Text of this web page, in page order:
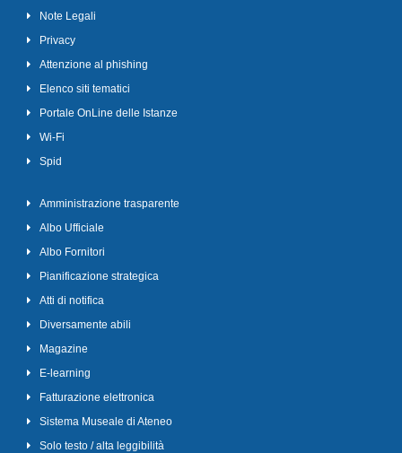
Note Legali
Privacy
Attenzione al phishing
Elenco siti tematici
Portale OnLine delle Istanze
Wi-Fi
Spid
Amministrazione trasparente
Albo Ufficiale
Albo Fornitori
Pianificazione strategica
Atti di notifica
Diversamente abili
Magazine
E-learning
Fatturazione elettronica
Sistema Museale di Ateneo
Solo testo / alta leggibilità